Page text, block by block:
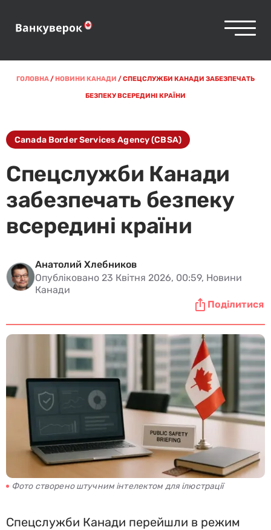
ГОЛОВНА/НОВИНИ КАНАДИ /СПЕЦСЛУЖБИ КАНАДИ ЗАБЕЗПЕЧАТЬ
БЕЗПЕКУ ВСЕРЕДИНІ КРАЇНИ
Canada Border Services Agency (CBSA)
Спецслужби Канади
забезпечать безпеку
всередині країни
Анатолий Хлебников
Опубліковано 23 Квітня 2026, 00:59, Новини
Канади
Поділитися
Фото створено штучним інтелектом для ілюстрації
Спецслужби Канади перейшли в режим